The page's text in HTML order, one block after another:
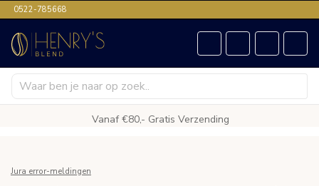
0522-785668
Vanaf €80,- Gratis Verzending
Jura error-meldingen